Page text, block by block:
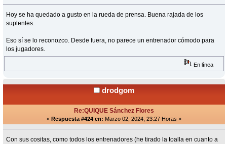
Hoy se ha quedado a gusto en la rueda de prensa. Buena rajada de los
suplentes.
Eso sí se lo reconozco. Desde fuera, no parece un entrenador cómodo para
los jugadores.
En línea
drodgom
Re:QUIQUE Sánchez Flores
« Respuesta #424 en: Marzo 02, 2024, 23:27 Horas »
Con sus cositas, como todos los entrenadores (he tirado la toalla en cuanto a